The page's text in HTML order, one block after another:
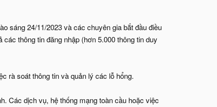
sáng 24/11/2023 và các chuyên gia bắt đầu điều
thông tin đăng nhập (hơn 5.000 thông tin duy
rà soát thông tin và quản lý các lỗ hổng.
Các dịch vụ, hệ thống mạng toàn cầu hoặc việc